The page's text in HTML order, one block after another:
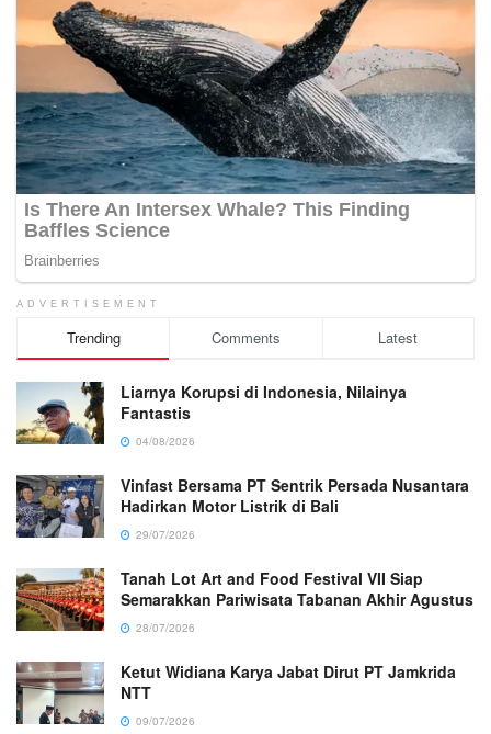
ADVERTISEMENT
Trending Comments Latest
Liarnya Korupsi di Indonesia, Nilainya
Fantastis
04/08/2026
Vinfast Bersama PT Sentrik Persada Nusantara
Hadirkan Motor Listrik di Bali
29/07/2026
Tanah Lot Art and Food Festival VII Siap
Semarakkan Pariwisata Tabanan Akhir Agustus
28/07/2026
Ketut Widiana Karya Jabat Dirut PT Jamkrida
NTT
09/07/2026